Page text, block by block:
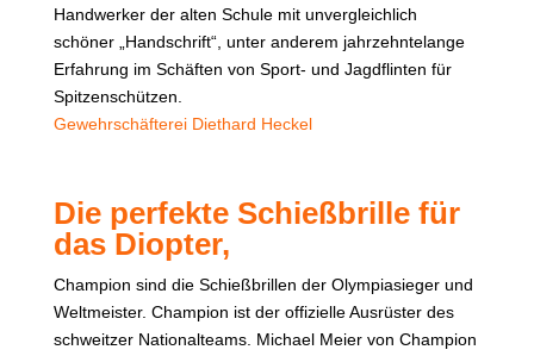
Handwerker der alten Schule mit unvergleichlich
schöner „Handschrift“, unter anderem jahrzehntelange
Erfahrung im Schäften von Sport- und Jagdflinten für
Spitzenschützen.
Gewehrschäfterei Diethard Heckel
Die perfekte Schießbrille für
das Diopter,
Champion sind die Schießbrillen der Olympiasieger und
Weltmeister. Champion ist der offizielle Ausrüster des
schweitzer Nationalteams. Michael Meier von Champion